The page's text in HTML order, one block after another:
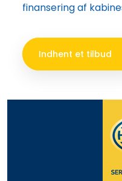
finansering af
Indhent et tilbud